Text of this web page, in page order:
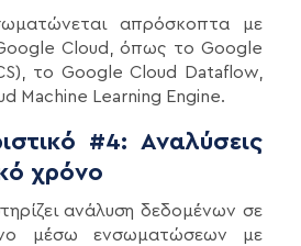
απρόσκοπτα με
Cloud, όπως το Google
το Google Cloud Dataflow,
Machine Learning Engine.
#4: Αναλύσεις
χρόνο
ανάλυση δεδομένων σε
μέσω ενσωματώσεων με